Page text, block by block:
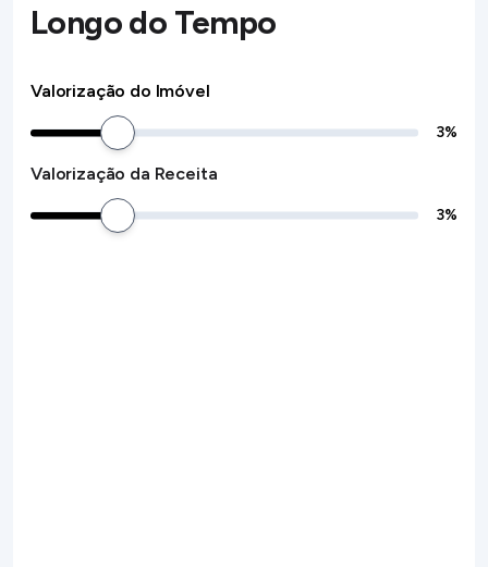
Longo do Tempo
Valorização do Imóvel
3%
Valorização da Receita
3%